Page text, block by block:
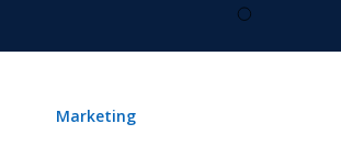
Marketing